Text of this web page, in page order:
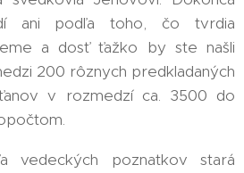
ani podľa toho, čo tvrdia
a dosť ťažko by ste našli
200 rôznych predkladaných
v rozmedzí ca. 3500 do
vedeckých poznatkov stará